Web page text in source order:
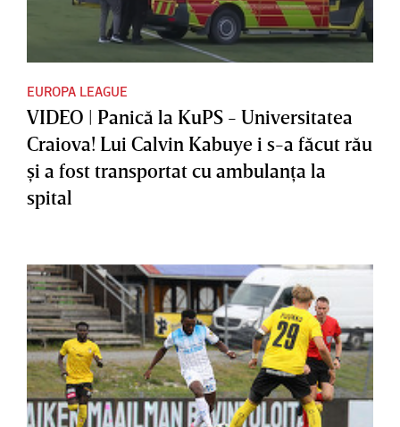
EUROPA LEAGUE
VIDEO | Panică la KuPS - Universitatea
Craiova! Lui Calvin Kabuye i s-a făcut rău
şi a fost transportat cu ambulanţa la
spital